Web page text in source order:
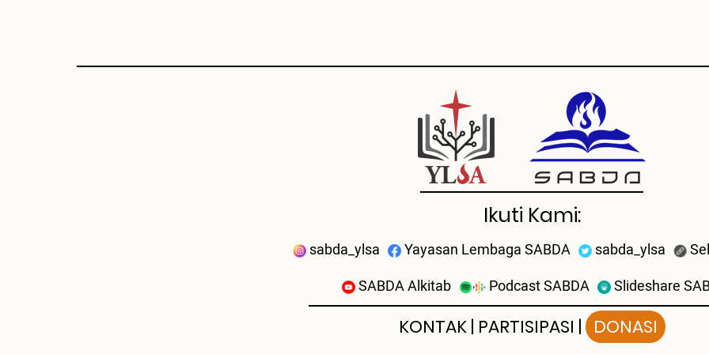
Ikuti Kami:
sabda_ylsa Yayasan Lembaga SABDA sabda_ylsa
SABDA Alkitab
Podcast SABDA Slideshare
KONTAK| PARTISIPASI | DONASI